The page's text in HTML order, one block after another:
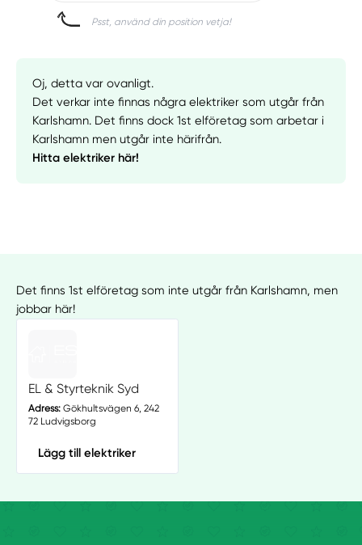
Psst, använd din position vetja!
Oj, detta var ovanligt.
Det verkar inte finnas några elektriker som utgår från
Karlshamn. Det finns dock 1st elföretag som arbetar i
Karlshamn men utgår inte härifrån.
Hitta elektriker här!
Det finns 1st elföretag som inte utgår från Karlshamn, men
jobbar här!
EL & Styrteknik Syd
Adress:Gökhultsvägen 6, 242
72 Ludvigsborg
Lägg till elektriker